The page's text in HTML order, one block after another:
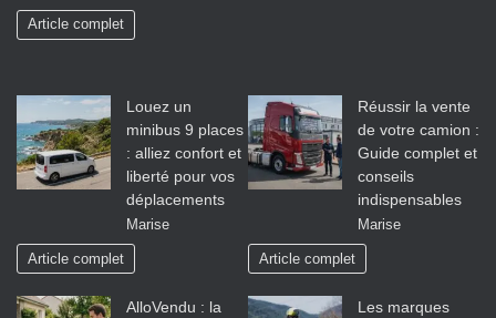
Article complet
Louez un
minibus 9 places
: alliez confort et
liberté pour vos
déplacements
Marise
Article complet
Réussir la vente
de votre camion :
Guide complet et
conseils
indispensables
Marise
Article complet
AlloVendu : la
Les marques